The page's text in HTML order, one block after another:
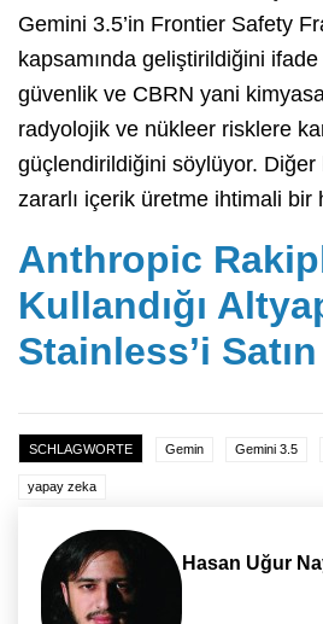
Gemini 3.5’in Frontier Safety
kapsamında geliştirildiğini
güvenlik ve CBRN yani
radyolojik ve nükleer risklere
güçlendirildiğini söylüyor.
zararlı içerik üretme ihtimali bir
Anthropic
Kullandığı
Stainless’i Satın
SCHLAGWORTE Gemin Gemini 3.5
yapay zeka
Hasan Uğur